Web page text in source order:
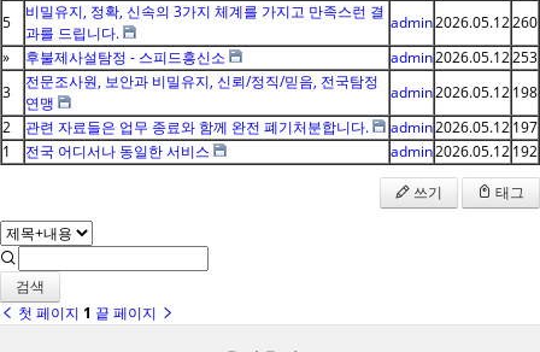
5
비밀유지, 정확, 신속의 3가지 체계를 가지고 만족스런 결
과를 드립니다.
admin2026.05.12260
»
후불제사설탐정 - 스피드흥신소 admin2026.05.12253
3
전문조사원, 보안과 비밀유지, 신뢰/정직/믿음, 전국탐정
연맹
admin2026.05.12198
2
관련 자료들은 업무 종료와 함께 완전 폐기처분합니다. admin2026.05.12197
1
전국 어디서나 동일한 서비스 admin2026.05.12192
쓰기
태그
검색
첫 페이지 1 끝 페이지